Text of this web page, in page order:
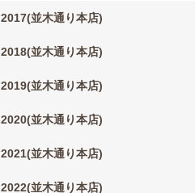
2017(並木通り本店)
2018(並木通り本店)
2019(並木通り本店)
2020(並木通り本店)
2021(並木通り本店)
2022(並木通り本店)